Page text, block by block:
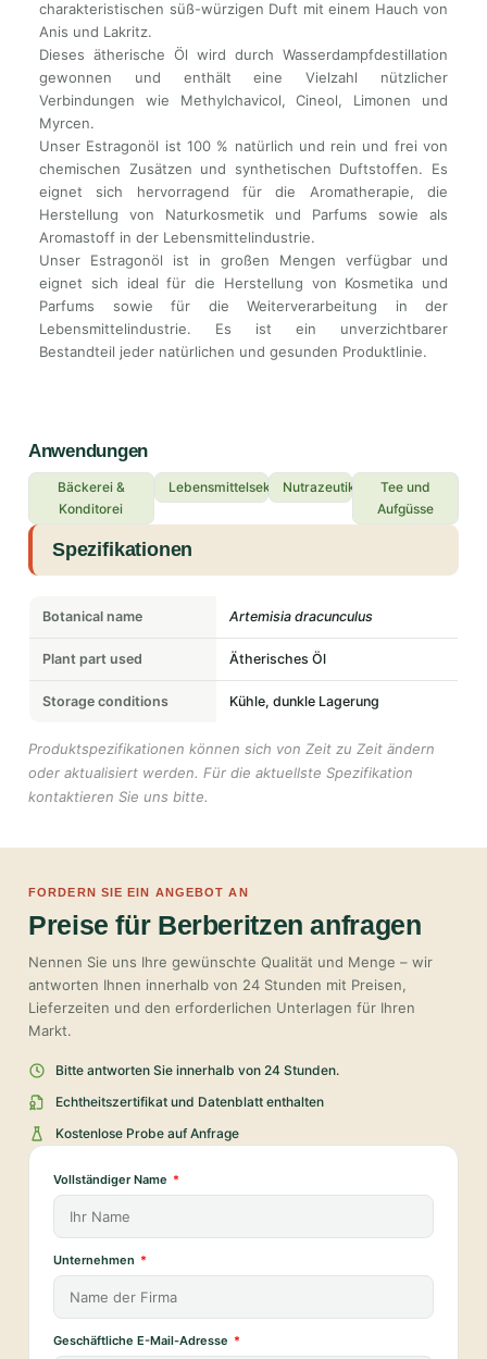
charakteristischen süß-würzigen Duft mit einem Hauch von
Anis und Lakritz.
Dieses ätherische Öl wird durch Wasserdampfdestillation
gewonnen und enthält eine Vielzahl nützlicher
Verbindungen wie Methylchavicol, Cineol, Limonen und
Myrcen.
Unser Estragonöl ist 100 % natürlich und rein und frei von
chemischen Zusätzen und synthetischen Duftstoffen. Es
eignet sich hervorragend für die Aromatherapie, die
Herstellung von Naturkosmetik und Parfums sowie als
Aromastoff in der Lebensmittelindustrie.
Unser Estragonöl ist in großen Mengen verfügbar und
eignet sich ideal für die Herstellung von Kosmetika und
Parfums sowie für die Weiterverarbeitung in der
Lebensmittelindustrie. Es ist ein unverzichtbarer
Bestandteil jeder natürlichen und gesunden Produktlinie.
Anwendungen
Bäckerei &
Konditorei
LebensmittelsektorNutrazeutika
Tee und
Aufgüsse
Spezifikationen
Botanical name Artemisia dracunculus
Plant part used Ätherisches Öl
Storage conditions Kühle, dunkle Lagerung
Produktspezifikationen können sich von Zeit zu Zeit ändern
oder aktualisiert werden. Für die aktuellste Spezifikation
kontaktieren Sie uns bitte.
FORDERN SIE EIN ANGEBOT AN
Preise für Berberitzen anfragen
Nennen Sie uns Ihre gewünschte Qualität und Menge – wir
antworten Ihnen innerhalb von 24 Stunden mit Preisen,
Lieferzeiten und den erforderlichen Unterlagen für Ihren
Markt.
Bitte antworten Sie innerhalb von 24 Stunden.
Echtheitszertifikat und Datenblatt enthalten
Kostenlose Probe auf Anfrage
Vollständiger Name
Unternehmen
Geschäftliche E-Mail-Adresse